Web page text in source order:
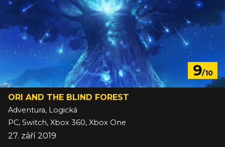
9/10
ORI AND THE BLIND FOREST
Adventura, Logická
PC, Switch, Xbox 360, Xbox One
27. září 2019